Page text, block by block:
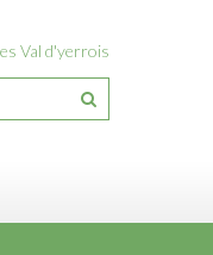
Val d'yerrois